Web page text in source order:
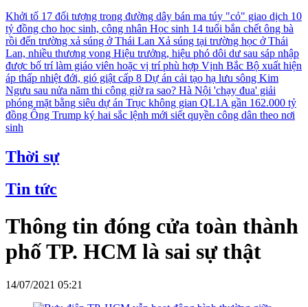
Khởi tố 17 đối tượng trong đường dây bán ma túy "cỏ" giao dịch 10
tỷ đồng cho học sinh, công nhân Học sinh 14 tuổi bắn chết ông bà
rồi đến trường xả súng ở Thái Lan Xả súng tại trường học ở Thái
Lan, nhiều thương vong Hiệu trưởng, hiệu phó dôi dư sau sáp nhập
được bố trí làm giáo viên hoặc vị trí phù hợp Vịnh Bắc Bộ xuất hiện
áp thấp nhiệt đới, gió giật cấp 8 Dự án cải tạo hạ lưu sông Kim
Ngưu sau nửa năm thi công giờ ra sao? Hà Nội 'chạy đua' giải
phóng mặt bằng siêu dự án Trục không gian QL1A gần 162.000 tỷ
đồng Ông Trump ký hai sắc lệnh mới siết quyền công dân theo nơi
sinh
Thời sự
Tin tức
Thông tin đóng cửa toàn thành
phố TP. HCM là sai sự thật
14/07/2021 05:21